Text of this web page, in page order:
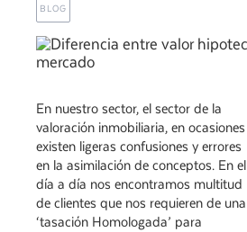
BLOG
En nuestro sector, el sector de la
valoración inmobiliaria, en ocasiones
existen ligeras confusiones y errores
en la asimilación de conceptos. En el
día a día nos encontramos multitud
de clientes que nos requieren de una
‘tasación Homologada’ para